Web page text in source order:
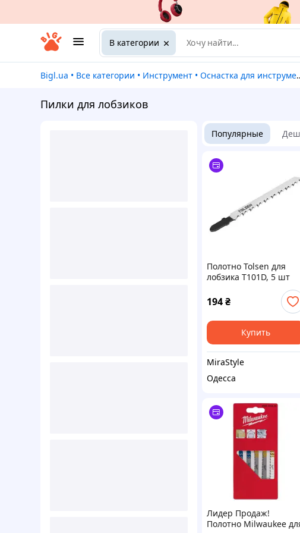
В категории
Bigl.ua • Все категории • Инструмент • Оснастка для инструмента
Пилки для лобзиков
Популярные
Полотно Tolsen для
лобзика Т101D, 5 шт
194₴
Купить
MiraStyle
Одесса
Лидер Продаж!
Полотно Milwaukee